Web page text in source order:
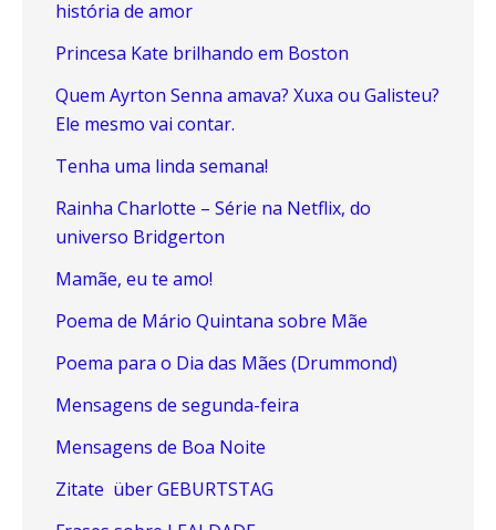
história de amor
Princesa Kate brilhando em Boston
Quem Ayrton Senna amava? Xuxa ou Galisteu?
Ele mesmo vai contar.
Tenha uma linda semana!
Rainha Charlotte – Série na Netflix, do
universo Bridgerton
Mamãe, eu te amo!
Poema de Mário Quintana sobre Mãe
Poema para o Dia das Mães (Drummond)
Mensagens de segunda-feira
Mensagens de Boa Noite
Zitate über GEBURTSTAG